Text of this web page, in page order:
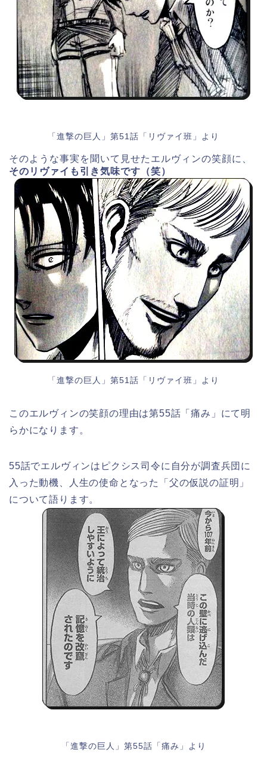
「進撃の巨人」第51話「リヴァイ班」より
そのような事実を聞いて見せたエルヴィンの笑顔に、
そのリヴァイも引き気味です（笑）
「進撃の巨人」第51話「リヴァイ班」より
このエルヴィンの笑顔の理由は第55話「痛み」にて明
らかになります。
55話でエルヴィンはピクシス司令に自分が調査兵団に
入った動機、人生の使命となった「父の仮説の証明」
について語ります。
「進撃の巨人」第55話「痛み」より